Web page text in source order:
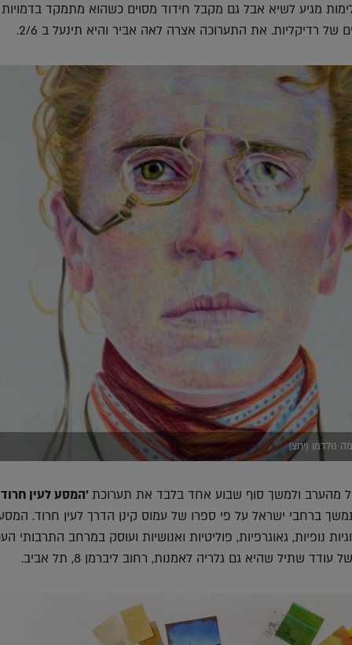
מגיע לשיא אבל גם מקבל חידוד מסוים כשהוא מתמקד בדמויות
של רדיקליות. את התערוכה אצרה לאה אביר והיא תינעל ב 2/6.
גולדמן (יחצ)
מהערב ולמשך סוף שבוע אחד בלבד את תערוכת׳המסע לעין חרוד
ברחבי ישראל על פי ספרו של עמוס קינן הדרך לעין חרוד.
נופיות, גאוגרפיות, פוליטיות ואנושיות ועוסק במרחב התרבותי
שתיל שהיא גם גלריה לאמנות, רחוב ליברמן 8, תל אביב.